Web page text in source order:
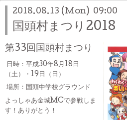
2018.08.13 (Mon) 09:00
国頭村まつり2018
第33回国頭村まつり
日時：平成30年8月18日
（土）・19日（日）
場所：国頭中学校グラウンド
よっしゃあ金城MCで参戦しま
す！ありがとう！